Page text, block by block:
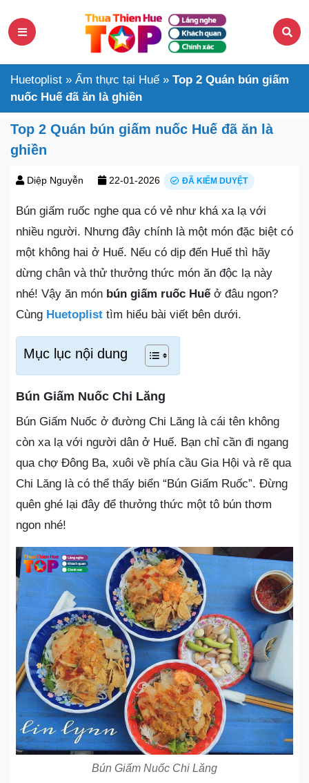
Huetoplist » Ẩm thực tại Huế » Top 2 Quán bún giấm
nuốc Huế đã ăn là ghiền
Top 2 Quán bún giấm nuốc Huế đã ăn là
ghiền
Diệp Nguyễn 22-01-2026 ĐÃ KIỂM DUYỆT
Bún giấm ruốc nghe qua có vẻ như khá xa lạ với
nhiều người. Nhưng đây chính là một món đặc biệt có
một không hai ở Huế. Nếu có dịp đến Huế thì hãy
dừng chân và thử thưởng thức món ăn độc lạ này
nhé! Vậy ăn món bún giấm ruốc Huếở đâu ngon?
Cùng Huetoplist tìm hiểu bài viết bên dưới.
Mục lục nội dung
Bún Giấm Nuốc Chi Lăng
Bún Giấm Nuốc ở đường Chi Lăng là cái tên không
còn xa lạ với người dân ở Huế. Bạn chỉ cần đi ngang
qua chợ Đông Ba, xuôi về phía cầu Gia Hội và rẽ qua
Chi Lăng là có thể thấy biển “Bún Giấm Ruốc”. Đừng
quên ghé lại đây để thưởng thức một tô bún thơm
ngon nhé!
Bún Giấm Nuốc Chi Lăng